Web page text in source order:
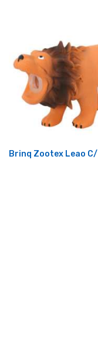
Brinq Zootex Leao C/